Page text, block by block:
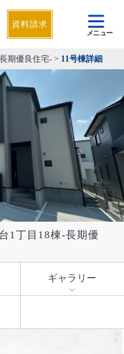
資料請求
メニュー
期優良住宅- > 11号棟詳細
1丁目18棟-長期優
ギャラリー